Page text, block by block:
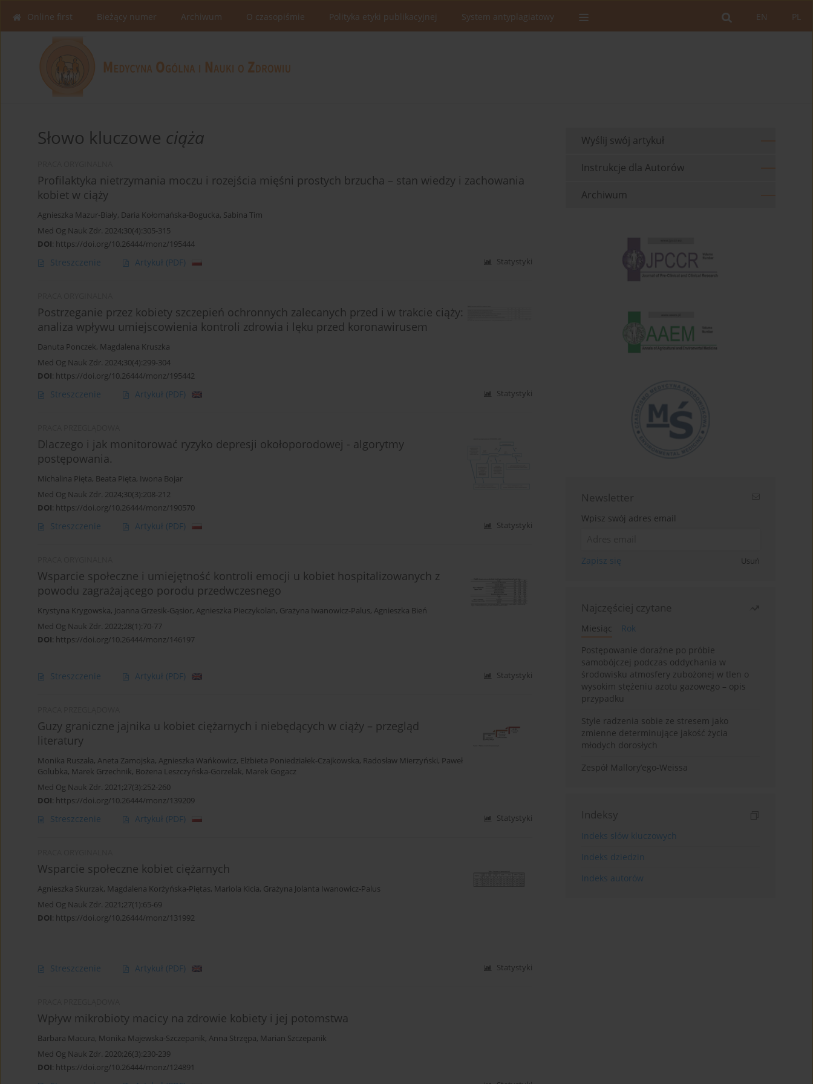
PL
EN
Online first Bieżący numer Archiwum O czasopiśmie Polityka etyki publikacyjnej System antyplagiatowy
Słowo kluczowe ciąża
Profilaktyka nietrzymania moczu i rozejścia mięśni prostych brzucha – stan wiedzy i zachowania
kobiet w ciąży
Agnieszka Mazur-Biały, Daria Kołomańska-Bogucka, Sabina Tim
Med Og Nauk Zdr. 2024;30(4):305-315
DOI: https://doi.org/10.26444/monz/195444
Streszczenie Artykuł (PDF) Statystyki
Postrzeganie przez kobiety szczepień ochronnych zalecanych przed i w trakcie ciąży:
analiza wpływu umiejscowienia kontroli zdrowia i lęku przed koronawirusem
Danuta Ponczek, Magdalena Kruszka
Med Og Nauk Zdr. 2024;30(4):299-304
DOI: https://doi.org/10.26444/monz/195442
Streszczenie Artykuł (PDF) Statystyki
Dlaczego i jak monitorować ryzyko depresji okołoporodowej - algorytmy
postępowania.
Michalina Pięta, Beata Pięta, Iwona Bojar
Med Og Nauk Zdr. 2024;30(3):208-212
DOI: https://doi.org/10.26444/monz/190570
Streszczenie Artykuł (PDF) Statystyki
Wsparcie społeczne i umiejętność kontroli emocji u kobiet hospitalizowanych z
powodu zagrażającego porodu przedwczesnego
Krystyna Krygowska, Joanna Grzesik-Gąsior, Agnieszka Pieczykolan, Grażyna Iwanowicz-Palus, Agnieszka Bień
Med Og Nauk Zdr. 2022;28(1):70-77
DOI: https://doi.org/10.26444/monz/146197
Streszczenie Artykuł (PDF) Statystyki
Guzy graniczne jajnika u kobiet ciężarnych i niebędących w ciąży – przegląd
literatury
Monika Ruszała, Aneta Zamojska, Agnieszka Wańkowicz, Elżbieta Poniedziałek-Czajkowska, Radosław Mierzyński, Paweł
Golubka, Marek Grzechnik, Bożena Leszczyńska-Gorzelak, Marek Gogacz
Med Og Nauk Zdr. 2021;27(3):252-260
DOI: https://doi.org/10.26444/monz/139209
Streszczenie Artykuł (PDF) Statystyki
Wsparcie społeczne kobiet ciężarnych
Agnieszka Skurzak, Magdalena Korżyńska-Piętas, Mariola Kicia, Grażyna Jolanta Iwanowicz-Palus
Med Og Nauk Zdr. 2021;27(1):65-69
DOI: https://doi.org/10.26444/monz/131992
Streszczenie Artykuł (PDF) Statystyki
Wpływ mikrobioty macicy na zdrowie kobiety i jej potomstwa
Barbara Macura, Monika Majewska-Szczepanik, Anna Strzępa, Marian Szczepanik
Med Og Nauk Zdr. 2020;26(3):230-239
DOI: https://doi.org/10.26444/monz/124891
Wyślij swój artykuł
Instrukcje dla Autorów
Archiwum
Newsletter
Wpisz swój adres email
Zapisz się Usuń
Najczęściej czytane
Miesiąc
Rok
Postępowanie doraźne po próbie
samobójczej podczas oddychania w
środowisku atmosfery zubożonej w tlen o
wysokim stężeniu azotu gazowego – opis
przypadku
Style radzenia sobie ze stresem jako
zmienne determinujące jakość życia
młodych dorosłych
Zespół Mallory’ego-Weissa
Indeksy
Indeks słów kluczowych
Indeks dziedzin
Indeks autorów